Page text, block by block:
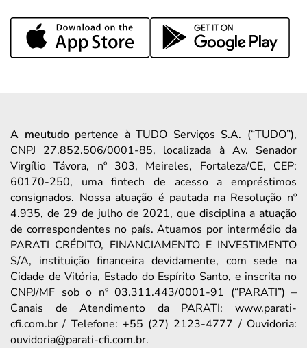
A meutudopertence à TUDO Serviços S.A. (“TUDO”),
CNPJ 27.852.506/0001-85, localizada à Av. Senador
Virgílio Távora, nº 303, Meireles, Fortaleza/CE, CEP:
60170-250, uma fintech de acesso a empréstimos
consignados. Nossa atuação é pautada na Resolução nº
4.935, de 29 de julho de 2021, que disciplina a atuação
de correspondentes no país. Atuamos por intermédio da
PARATI CRÉDITO, FINANCIAMENTO E INVESTIMENTO
S/A, instituição financeira devidamente, com sede na
Cidade de Vitória, Estado do Espírito Santo, e inscrita no
CNPJ/MF sob o nº 03.311.443/0001-91 (“PARATI”) –
Canais de Atendimento da PARATI: www.parati-
cfi.com.br / Telefone: +55 (27) 2123-4777 / Ouvidoria:
ouvidoria@parati-cfi.com.br.